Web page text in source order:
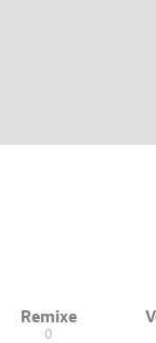
Remixe
0